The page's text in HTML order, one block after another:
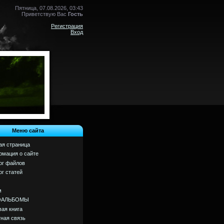
Пятница, 07.08.2026, 03:43
Приветствую Вас Гость
Регистрация
Вход
Меню сайта
страница
о сайте
файлов
статей
книга
связь